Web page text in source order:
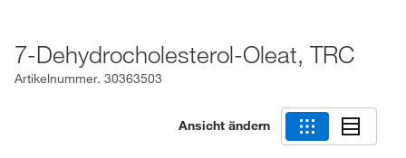
7-Dehydrocholesterol-Oleat, TRC
Artikelnummer. 30363503
Ansicht ändern